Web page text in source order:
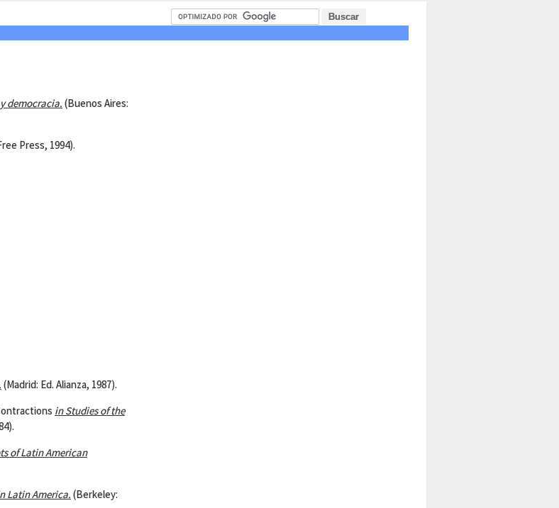
democracia. (Buenos Aires:
Press, 1994).
(Madrid: Ed. Alianza, 1987).
in Studies of the
of Latin American
Latin America. (Berkeley: